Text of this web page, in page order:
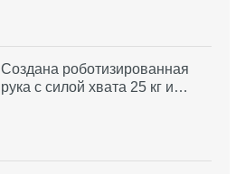
Создана роботизированная
рука с силой хвата 25 кг и…